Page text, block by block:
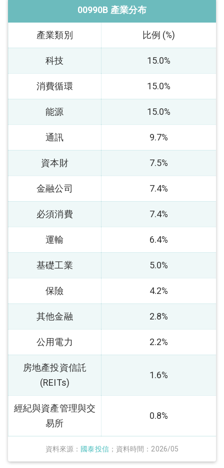
資料來源： 國泰投信；資料時間：2026/05
00990B 產業分布
產業類別 比例 (%)
科技 15.0%
消費循環 15.0%
能源 15.0%
通訊 9.7%
資本財 7.5%
金融公司 7.4%
必須消費 7.4%
運輸 6.4%
基礎工業 5.0%
保險 4.2%
其他金融 2.8%
公用電力 2.2%
房地產投資信託
(REITs)
1.6%
經紀與資產管理與交
易所
0.8%